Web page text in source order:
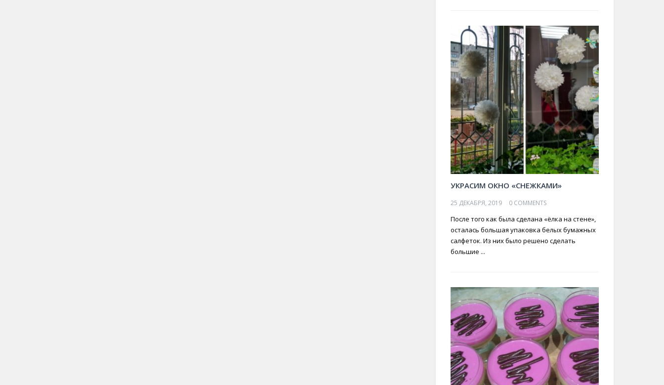
УКРАСИМ ОКНО «СНЕЖКАМИ»
25 ДЕКАБРЯ, 2019 0 COMMENTS
После того как была сделана «ёлка на стене»,
осталась большая упаковка белых бумажных
салфеток. Из них было решено сделать
большие ...